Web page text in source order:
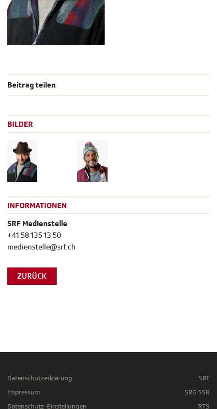
Beitrag teilen
BILDER
INFORMATIONEN
SRF Medienstelle
+41 58 135 13 50
medienstelle@srf.ch
ZURÜCK
Datenschutzerklärung
Impressum
Datenschutz-Einstellungen
SRF
SRG SSR
RTS